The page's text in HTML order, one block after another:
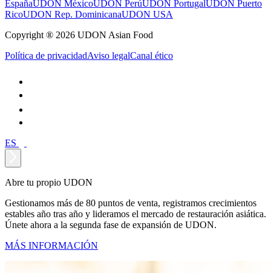
EspañaUDON MéxicoUDON PerúUDON PortugalUDON Puerto
RicoUDON Rep. DominicanaUDON USA
Copyright ® 2026 UDON Asian Food
Política de privacidadAviso legalCanal ético
ES
Abre tu propio UDON
Gestionamos más de 80 puntos de venta, registramos crecimientos
estables año tras año y lideramos el mercado de restauración asiática.
Únete ahora a la segunda fase de expansión de UDON.
MÁS INFORMACIÓN